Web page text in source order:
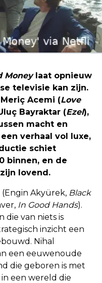
Moneylaat opnieuw
televisie kan zijn.
Acemi (Love
Bayraktar (Ezel),
macht en
verhaal vol luxe,
schiet
binnen, en de
lovend.
Akyürek, Black
In Good Hands).
die van niets is
inzicht een
Nihal
een eeuwenoude
die geboren is met
een wereld die